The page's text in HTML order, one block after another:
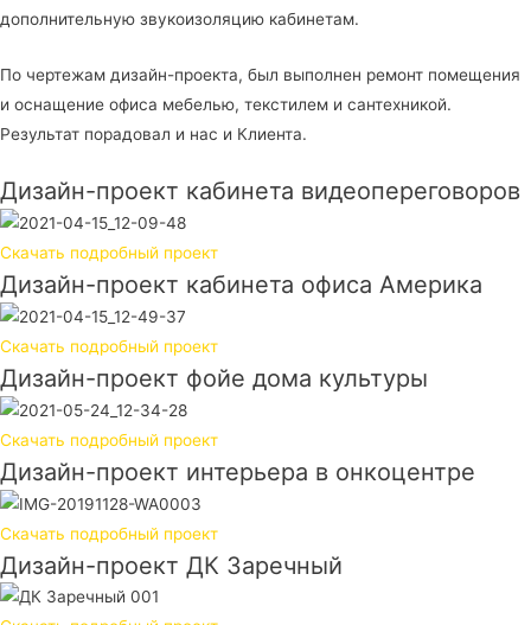
дополнительную звукоизоляцию кабинетам.
По чертежам дизайн-проекта, был выполнен ремонт помещения
и оснащение офиса мебелью, текстилем и сантехникой.
Результат порадовал и нас и Клиента.
Дизайн-проект кабинета видеопереговоров
Скачать подробный проект
Дизайн-проект кабинета офиса Америка
Скачать подробный проект
Дизайн-проект фойе дома культуры
Скачать подробный проект
Дизайн-проект интерьера в онкоцентре
Скачать подробный проект
Дизайн-проект ДК Заречный